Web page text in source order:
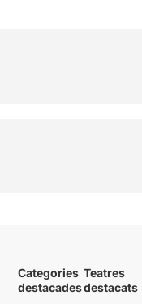
Categories
destacades
Teatres
destacats